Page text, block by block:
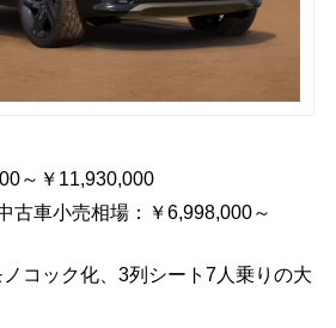
～￥11,930,000
古車小売相場：￥6,998,000～
コック化、3列シート7人乗りの大